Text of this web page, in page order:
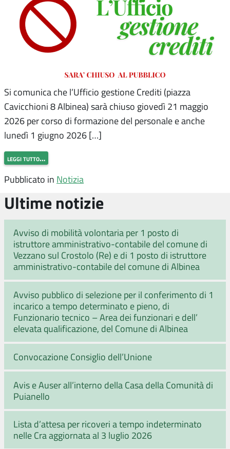
Si comunica che l’Ufficio gestione Crediti (piazza
Cavicchioni 8 Albinea) sarà chiuso giovedì 21 maggio
2026 per corso di formazione del personale e anche
lunedì 1 giugno 2026 […]
leggi tutto…
Pubblicato in Notizia
Ultime notizie
Avviso di mobilità volontaria per 1 posto di
istruttore amministrativo-contabile del comune di
Vezzano sul Crostolo (Re) e di 1 posto di istruttore
amministrativo-contabile del comune di Albinea
Avviso pubblico di selezione per il conferimento di 1
incarico a tempo determinato e pieno, di
Funzionario tecnico – Area dei funzionari e dell’
elevata qualificazione, del Comune di Albinea
Convocazione Consiglio dell’Unione
Avis e Auser all’interno della Casa della Comunità di
Puianello
Lista d’attesa per ricoveri a tempo indeterminato
nelle Cra aggiornata al 3 luglio 2026